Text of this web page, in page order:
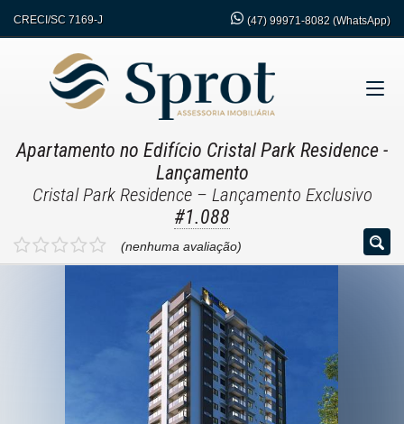
CRECI/SC 7169-J (47) 99971-8082 (WhatsApp)
Apartamento no Edifício Cristal Park Residence -
Lançamento
Cristal Park Residence – Lançamento Exclusivo
#1.088
(nenhuma avaliação)